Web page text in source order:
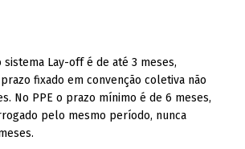
sistema Lay-off é de até 3 meses,
fixado em convenção coletiva não
No PPE o prazo mínimo é de 6 meses,
pelo mesmo período, nunca